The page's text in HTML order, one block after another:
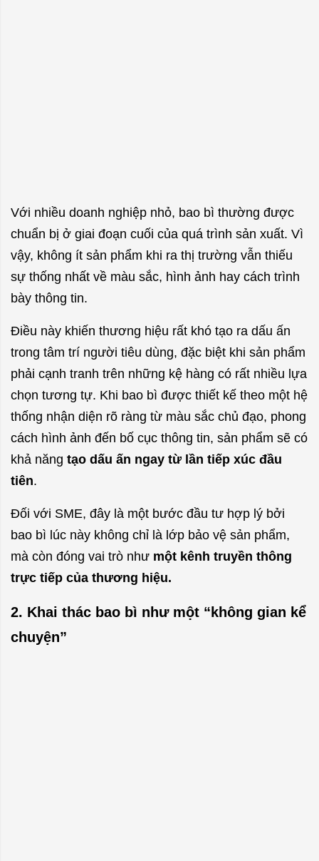
Với nhiều doanh nghiệp nhỏ, bao bì thường được
chuẩn bị ở giai đoạn cuối của quá trình sản xuất. Vì
vậy, không ít sản phẩm khi ra thị trường vẫn thiếu
sự thống nhất về màu sắc, hình ảnh hay cách trình
bày thông tin.
Điều này khiến thương hiệu rất khó tạo ra dấu ấn
trong tâm trí người tiêu dùng, đặc biệt khi sản phẩm
phải cạnh tranh trên những kệ hàng có rất nhiều lựa
chọn tương tự. Khi bao bì được thiết kế theo một hệ
thống nhận diện rõ ràng từ màu sắc chủ đạo, phong
cách hình ảnh đến bố cục thông tin, sản phẩm sẽ có
khả năng tạo dấu ấn ngay từ lần tiếp xúc đầu
tiên.
Đối với SME, đây là một bước đầu tư hợp lý bởi
bao bì lúc này không chỉ là lớp bảo vệ sản phẩm,
mà còn đóng vai trò như một kênh truyền thông
trực tiếp của thương hiệu.
2. Khai thác bao bì như một “không gian kể
chuyện”